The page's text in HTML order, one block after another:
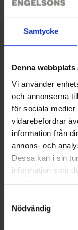
Samtycke
Denna
Vi använder
och annonserna
för sociala
vidarebefordrar
information från
annons- och
Dessa kan i sin
information som
samlat in när du
Nödvändig
Drei
Ultraleichte
Wärme liefert
Die Wärme
Membran 10K/
Atmungsaktivität
Kompatible
Heizzeit
Dünne Ärmel
Kordelzug
Größe Herren:
8=S
9=L
Sie benötigen
Mütze
4,95 €